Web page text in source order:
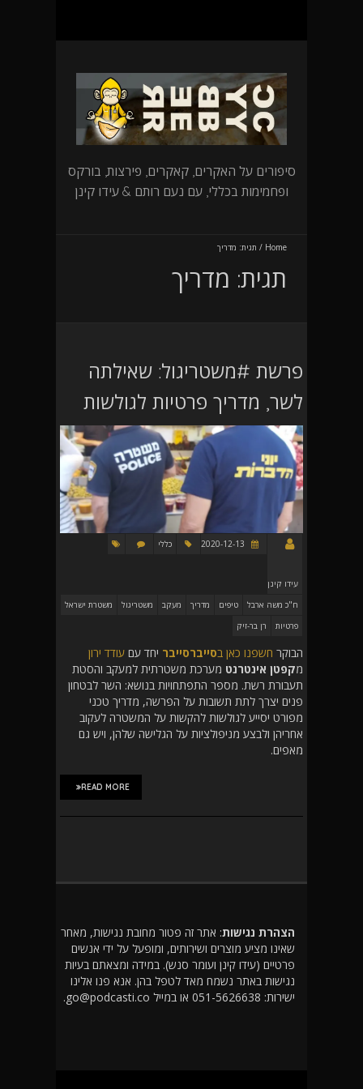
סיפורים על האקרים, קאקרים, פירצות, בורקס
ופחמימות בכללי, עם נעם רותם & עידו קינן
Home
/ תגית: מדריך
תגית: מדריך
פרשת #משטריגול: שאילתה
לשר, מדריך פרטיות לגולשות
עידו קינן
כללי
ח"כ משה ארבל טיפים מדריך מעקב משטריגול
משטרת ישראל
פרטיות
רן בר-זיק
הבוקר חשפנו כאן בסייברסייבר יחד עם עודד ירון
מקפטן אינטרנט מערכת משטרתית למעקב והסטת
תעבורת רשת. מספר התפתחויות בנושא: השר לבטחון
פנים יצרך לתת תשובות על הפרשה, מדריך טכני
מפורט יסייע לגולשות להקשות על המשטרה לעקוב
אחריהן ולבצע מניפולציות על הגלישה שלהן, ויש גם
מאפים.
READ MORE
הצהרת נגישות: אתר זה פטור מחובת נגישות, מאחר
שאינו מציע מוצרים ושירותים, ומופעל על ידי אנשים
פרטיים (עידו קינן ועומר סנש). במידה ומצאתם בעיות
נגישות באתר נשמח מאד לטפל בהן. אנא פנו אלינו
ישירות: 051-5626638 או במייל go@podcasti.co.